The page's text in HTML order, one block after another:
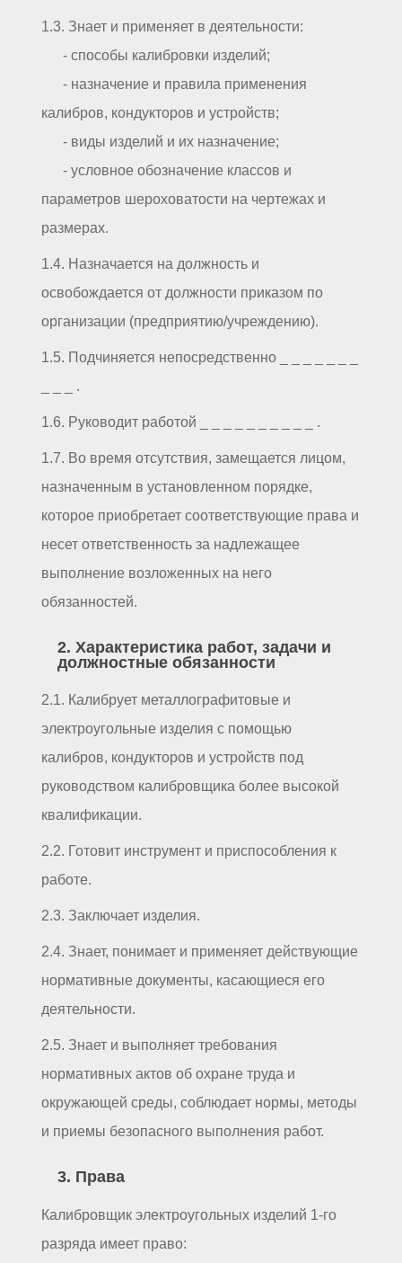
1.3. Знает и применяет в деятельности:
- способы калибровки изделий;
- назначение и правила применения
калибров, кондукторов и устройств;
- виды изделий и их назначение;
- условное обозначение классов и
параметров шероховатости на чертежах и
размерах.
1.4. Назначается на должность и
освобождается от должности приказом по
организации (предприятию/учреждению).
1.5. Подчиняется непосредственно _ _ _ _ _ _ _
_ _ _ .
1.6. Руководит работой _ _ _ _ _ _ _ _ _ _ .
1.7. Во время отсутствия, замещается лицом,
назначенным в установленном порядке,
которое приобретает соответствующие права и
несет ответственность за надлежащее
выполнение возложенных на него
обязанностей.
2. Характеристика работ, задачи и
должностные обязанности
2.1. Калибрует металлографитовые и
электроугольные изделия с помощью
калибров, кондукторов и устройств под
руководством калибровщика более высокой
квалификации.
2.2. Готовит инструмент и приспособления к
работе.
2.3. Заключает изделия.
2.4. Знает, понимает и применяет действующие
нормативные документы, касающиеся его
деятельности.
2.5. Знает и выполняет требования
нормативных актов об охране труда и
окружающей среды, соблюдает нормы, методы
и приемы безопасного выполнения работ.
3. Права
Калибровщик электроугольных изделий 1-го
разряда имеет право: